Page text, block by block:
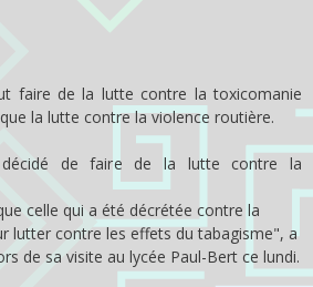
faire de la lutte contre la toxicomanie
la lutte contre la violence routière.
de faire de la lutte contre la
celle qui a été décrétée contre la
lutter contre les effets du tabagisme", a
de sa visite au lycée Paul-Bert ce lundi.